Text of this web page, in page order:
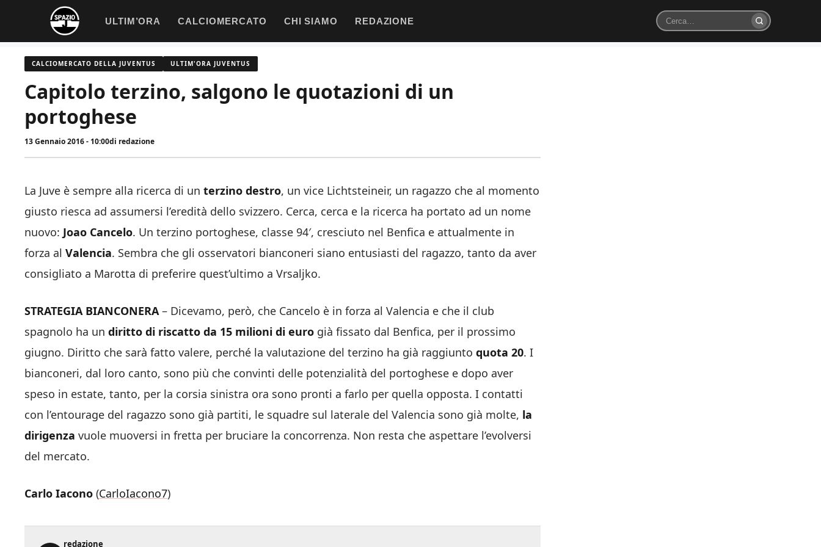
contenuto
ULTIM’ORA CALCIOMERCATO CHI SIAMO REDAZIONE
Cerca
CALCIOMERCATO DELLA JUVENTUS ULTIM'ORA JUVENTUS
Capitolo terzino, salgono le quotazioni di un
portoghese
13 Gennaio 2016 - 10:00di redazione
La Juve è sempre alla ricerca di un terzino destro, un vice Lichtsteineir, un ragazzo che al momento
giusto riesca ad assumersi l’eredità dello svizzero. Cerca, cerca e la ricerca ha portato ad un nome
nuovo: Joao Cancelo. Un terzino portoghese, classe 94′, cresciuto nel Benfica e attualmente in
forza al Valencia. Sembra che gli osservatori bianconeri siano entusiasti del ragazzo, tanto da aver
consigliato a Marotta di preferire quest’ultimo a Vrsaljko.
STRATEGIA BIANCONERA– Dicevamo, però, che Cancelo è in forza al Valencia e che il club
spagnolo ha un diritto di riscatto da 15 milioni di euro già fissato dal Benfica, per il prossimo
giugno. Diritto che sarà fatto valere, perché la valutazione del terzino ha già raggiunto quota 20. I
bianconeri, dal loro canto, sono più che convinti delle potenzialità del portoghese e dopo aver
speso in estate, tanto, per la corsia sinistra ora sono pronti a farlo per quella opposta. I contatti
con l’entourage del ragazzo sono già partiti, le squadre sul laterale del Valencia sono già molte, la
dirigenza vuole muoversi in fretta per bruciare la concorrenza. Non resta che aspettare l’evolversi
del mercato.
Carlo Iacono (CarloIacono7)
redazione